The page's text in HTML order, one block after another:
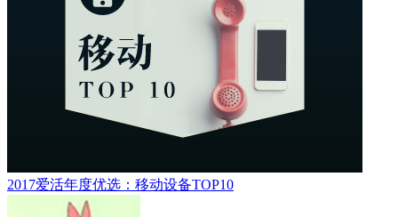
2017爱活年度优选：移动设备TOP10